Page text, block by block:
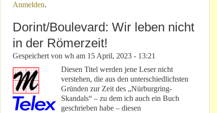
Anmelden.
Dorint/Boulevard: Wir leben nicht
in der Römerzeit!
Gespeichert von wh am 15 April, 2023 - 13:21
Diesen Titel werden jene Leser nicht
verstehen, die aus den unterschiedlichsten
Gründen zur Zeit des „Nürburgring-
Skandals“ – zu dem ich auch ein Buch
geschrieben habe – diesen